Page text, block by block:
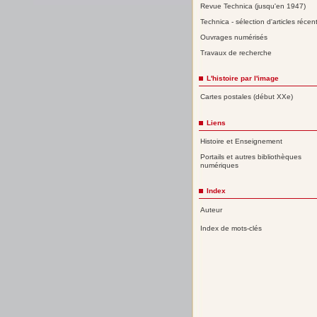
Revue Technica (jusqu'en 1947)
Technica - sélection d'articles
Ouvrages numérisés
Travaux de recherche
L'histoire par l'image
Cartes postales (début XXe)
Liens
Histoire et Enseignement
Portails et autres bibliothèques
numériques
Index
Auteur
Index de mots-clés